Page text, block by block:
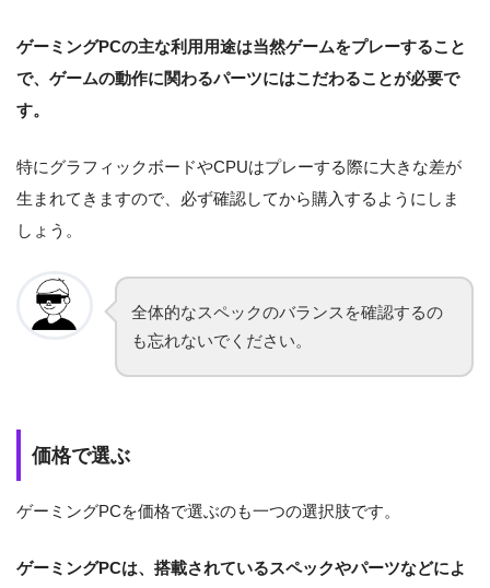
ゲーミングPCの主な利用用途は当然ゲームをプレーすること
で、ゲームの動作に関わるパーツにはこだわることが必要で
す。
特にグラフィックボードやCPUはプレーする際に大きな差が
生まれてきますので、必ず確認してから購入するようにしま
しょう。
全体的なスペックのバランスを確認するの
も忘れないでください。
価格で選ぶ
ゲーミングPCを価格で選ぶのも一つの選択肢です。
ゲーミングPCは、搭載されているスペックやパーツなどによ